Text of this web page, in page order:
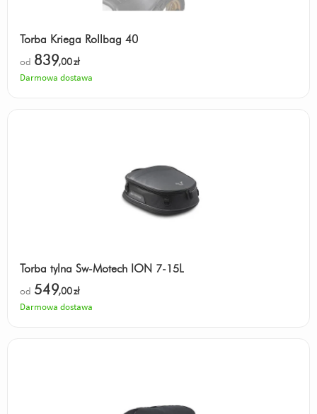
Torba Kriega Rollbag 40
od 839,00zł
Darmowa dostawa
Torba tylna Sw-Motech ION 7-15L
od 549,00zł
Darmowa dostawa